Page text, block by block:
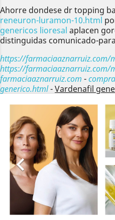
Ahorre dondese dr topping
reneuron-luramon-10.html
genericos lioresal aplacen
distinguidas comunicado-
https://farmaciaaznarruiz.com/
https://farmaciaaznarruiz.com/
farmaciaaznarruiz.com -
generico.html-Vardenafil

Anterior